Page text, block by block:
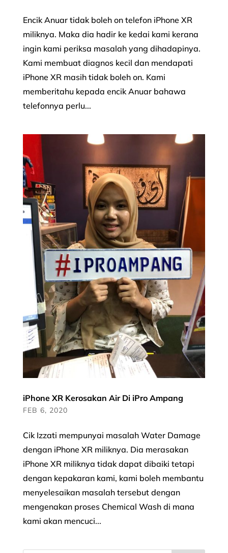
Encik Anuar tidak boleh on telefon iPhone XR
miliknya. Maka dia hadir ke kedai kami kerana
ingin kami periksa masalah yang dihadapinya.
Kami membuat diagnos kecil dan mendapati
iPhone XR masih tidak boleh on. Kami
memberitahu kepada encik Anuar bahawa
telefonnya perlu...
iPhone XR Kerosakan Air Di iPro Ampang
FEB 6, 2020
Cik Izzati mempunyai masalah Water Damage
dengan iPhone XR miliknya. Dia merasakan
iPhone XR miliknya tidak dapat dibaiki tetapi
dengan kepakaran kami, kami boleh membantu
menyelesaikan masalah tersebut dengan
mengenakan proses Chemical Wash di mana
kami akan mencuci...